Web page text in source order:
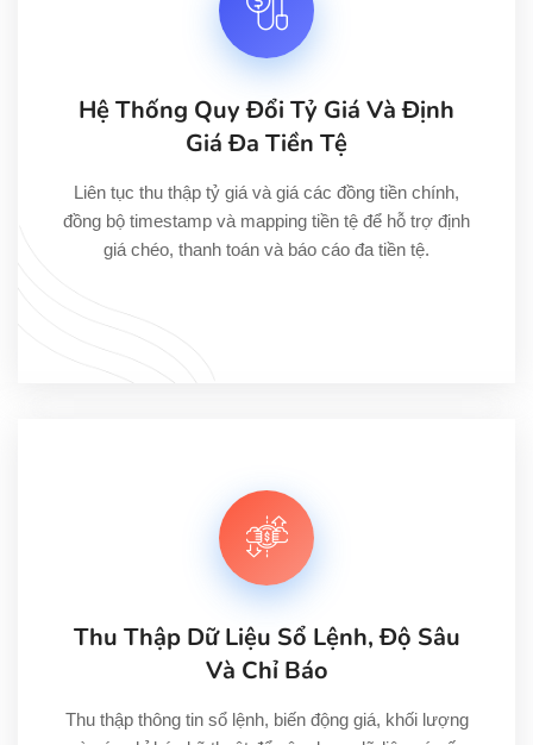
Hệ Thống Quy Đổi Tỷ Giá Và Định
Giá Đa Tiền Tệ
Liên tục thu thập tỷ giá và giá các đồng tiền chính,
đồng bộ timestamp và mapping tiền tệ để hỗ trợ định
giá chéo, thanh toán và báo cáo đa tiền tệ.
Thu Thập Dữ Liệu Sổ Lệnh, Độ Sâu
Và Chỉ Báo
Thu thập thông tin sổ lệnh, biến động giá, khối lượng